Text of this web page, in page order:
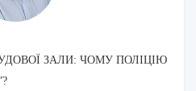
ЗАЛИ: ЧОМУ ПОЛІЦІЮ